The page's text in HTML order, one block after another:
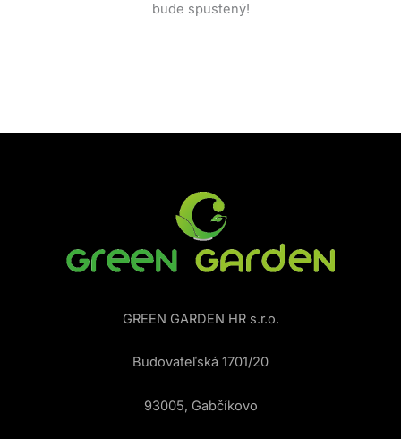
bude spustený!
GREEN GARDEN HR s.r.o.
Budovateľská 1701/20
93005, Gabčíkovo